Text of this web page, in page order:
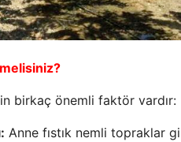
birkaç önemli faktör vardır:
Anne fıstık nemli topraklar